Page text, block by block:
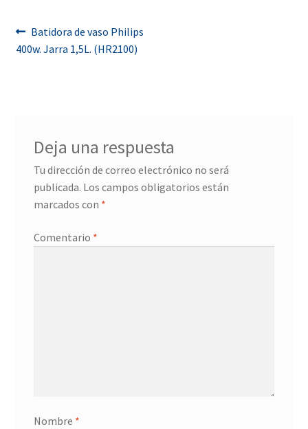
Navegación
de
Anterior:
Batidora de vaso Philips
400w. Jarra 1,5L. (HR2100)
Deja una respuesta
Tu dirección de correo electrónico no será
publicada. Los campos obligatorios están
marcados con *
Comentario *
Nombre *